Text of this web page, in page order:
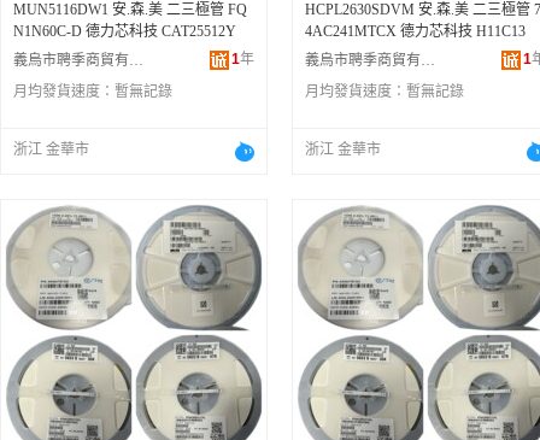
MUN5116DW1 安.森.美 二三極管 FQ
N1N60C-D 德力芯科技 CAT25512Y
義烏市聘季商貿有限公司
1年
月均發貨速度： 暫無記錄
浙江 金華市
HCPL2630SDVM 安.森.美 二三極管 7
4AC241MTCX 德力芯科技 H11C13
義烏市聘季商貿有限公司
1
月均發貨速度： 暫無記錄
浙江 金華市